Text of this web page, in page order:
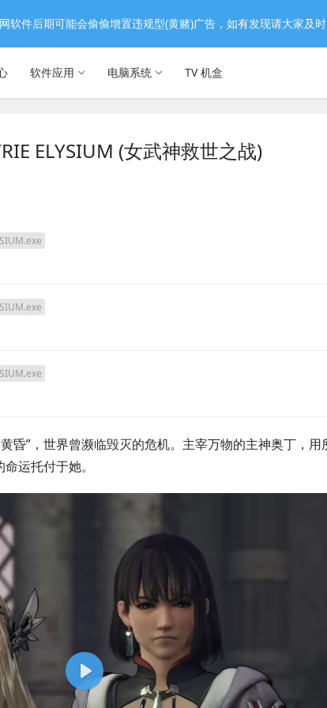
软件应用 电脑系统 TV 机盒
ELYSIUM (女武神救世之战)
昏”，世界曾濒临毁灭的危机。主宰万物的主神奥丁，用
运托付于她。
P
件后期可能会偷偷增置违规型(黄赌)广告，如有发现请大家及